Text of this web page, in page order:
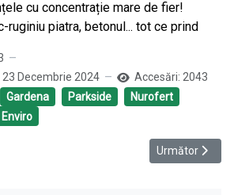
cu concentrație mare de fier!
ruginiu piatra, betonul... tot ce prind
Decembrie 2024
Accesări: 2043
Gardena Parkside
Nurofert
Enviro
sau atomizor pentru stropit pomii cu o
Articolul
Următor